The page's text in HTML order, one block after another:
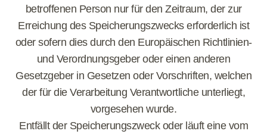
betroffenen Person nur für den Zeitraum, der zur
Erreichung des Speicherungszwecks erforderlich ist
oder sofern dies durch den Europäischen Richtlinien-
und Verordnungsgeber oder einen anderen
Gesetzgeber in Gesetzen oder Vorschriften, welchen
der für die Verarbeitung Verantwortliche unterliegt,
vorgesehen wurde.
Entfällt der Speicherungszweck oder läuft eine vom